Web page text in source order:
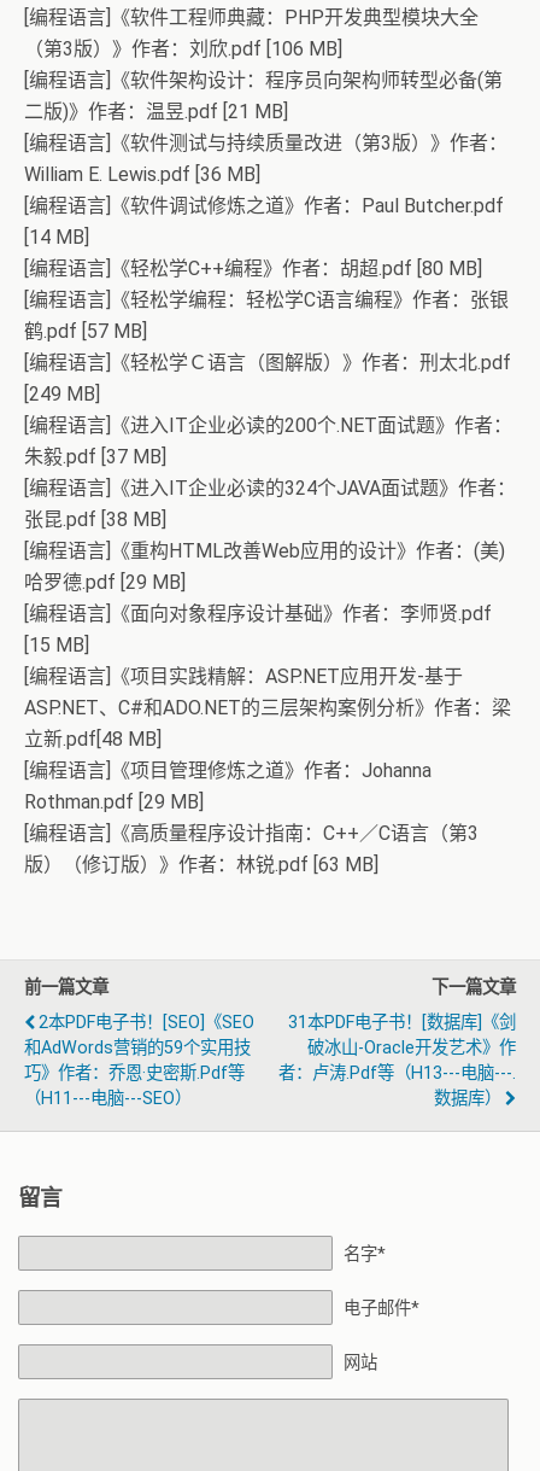
[编程语言]《软件工程师典藏：PHP开发典型模块大全
（第3版）》作者：刘欣.pdf [106 MB]
[编程语言]《软件架构设计：程序员向架构师转型必备(第
二版)》作者：温昱.pdf [21 MB]
[编程语言]《软件测试与持续质量改进（第3版）》作者：
William E. Lewis.pdf [36 MB]
[编程语言]《软件调试修炼之道》作者：Paul Butcher.pdf
[14 MB]
[编程语言]《轻松学C++编程》作者：胡超.pdf [80 MB]
[编程语言]《轻松学编程：轻松学C语言编程》作者：张银
鹤.pdf [57 MB]
[编程语言]《轻松学Ｃ语言（图解版）》作者：刑太北.pdf
[249 MB]
[编程语言]《进入IT企业必读的200个.NET面试题》作者：
朱毅.pdf [37 MB]
[编程语言]《进入IT企业必读的324个JAVA面试题》作者：
张昆.pdf [38 MB]
[编程语言]《重构HTML改善Web应用的设计》作者：(美)
哈罗德.pdf [29 MB]
[编程语言]《面向对象程序设计基础》作者：李师贤.pdf
[15 MB]
[编程语言]《项目实践精解：ASP.NET应用开发-基于
ASP.NET、C#和ADO.NET的三层架构案例分析》作者：梁
立新.pdf[48 MB]
[编程语言]《项目管理修炼之道》作者：Johanna
Rothman.pdf [29 MB]
[编程语言]《高质量程序设计指南：C++／C语言（第3
版）（修订版）》作者：林锐.pdf [63 MB]
前一篇文章
2本PDF电子书！[SEO]《SEO
和AdWords营销的59个实用技
巧》作者：乔恩·史密斯.pdf等
（H11---电脑---SEO）
下一篇文章
31本PDF电子书！[数据库]《剑
破冰山-Oracle开发艺术》作
者：卢涛.pdf等（H13---电脑---.
数据库）
留言
名字*
电子邮件*
网站